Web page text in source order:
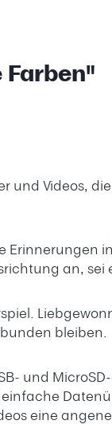
Videos,
Erinnerungen
an,
bleiben.
und
eine